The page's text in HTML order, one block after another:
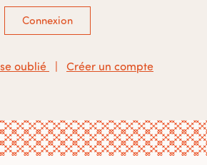
Connexion
oublié Créer un compte